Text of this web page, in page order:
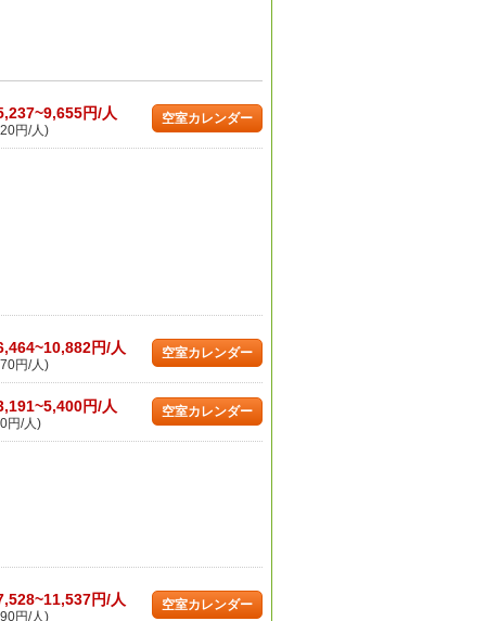
円/人
円/人)
空室カレンダー
円/人
円/人)
空室カレンダー
円/人
円/人)
空室カレンダー
円/人
円/人)
空室カレンダー